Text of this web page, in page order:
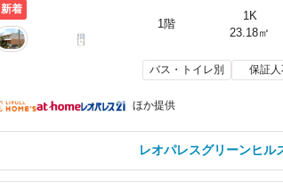
新着
1階
1K
23.18㎡
バス・トイレ別 保証
ほか提供
レオパレスグリーンヒル